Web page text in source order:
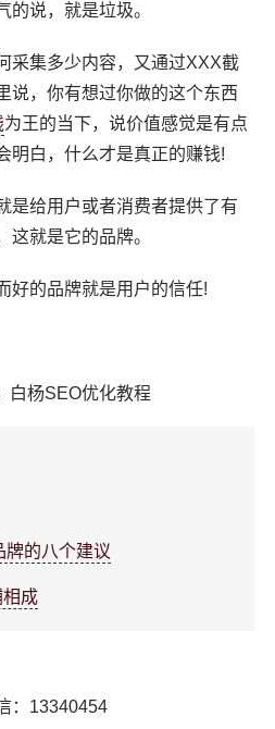
的说，就是垃圾。
采集多少内容，又通过XXX截
说，你有想过你做的这个东西
为王的当下，说价值感觉是有点
明白，什么才是真正的赚钱!
是给用户或者消费者提供了有
这就是它的品牌。
好的品牌就是用户的信任!
杨SEO优化教程
牌的八个建议
成
：13340454